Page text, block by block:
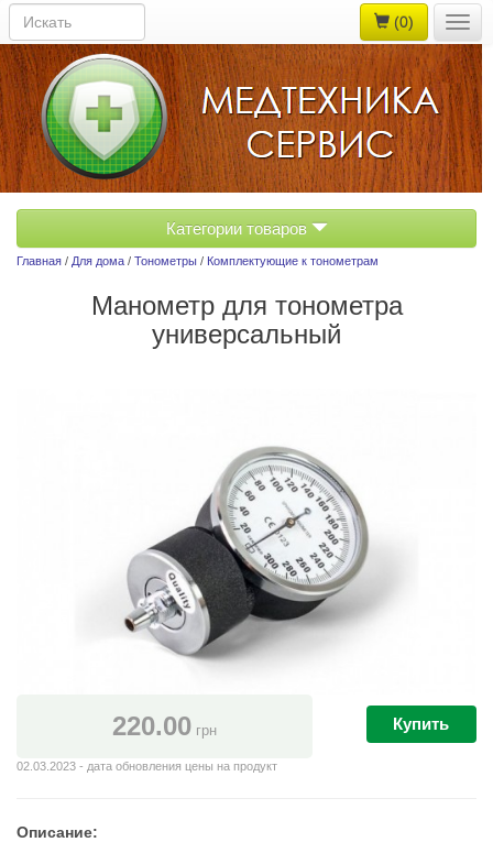
(0)
Категории товаров
Главная / Для дома / Тонометры / Комплектующие к тонометрам
Манометр для тонометра
универсальный
220.00грн
02.03.2023 - дата обновления цены на продукт
Купить
Описание: